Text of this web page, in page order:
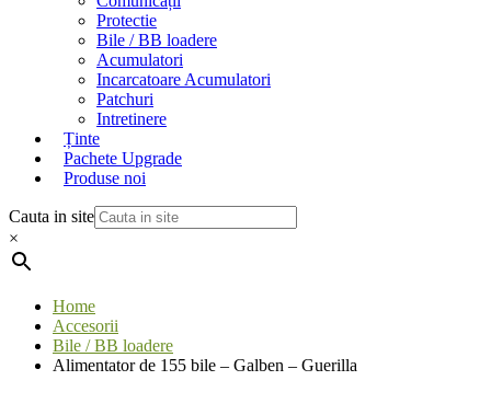
Protectie
Bile / BB loadere
Acumulatori
Incarcatoare Acumulatori
Patchuri
Intretinere
Ținte
Pachete Upgrade
Produse noi
Cauta in site
×
Home
Accesorii
Bile / BB loadere
Alimentator de 155 bile – Galben – Guerilla